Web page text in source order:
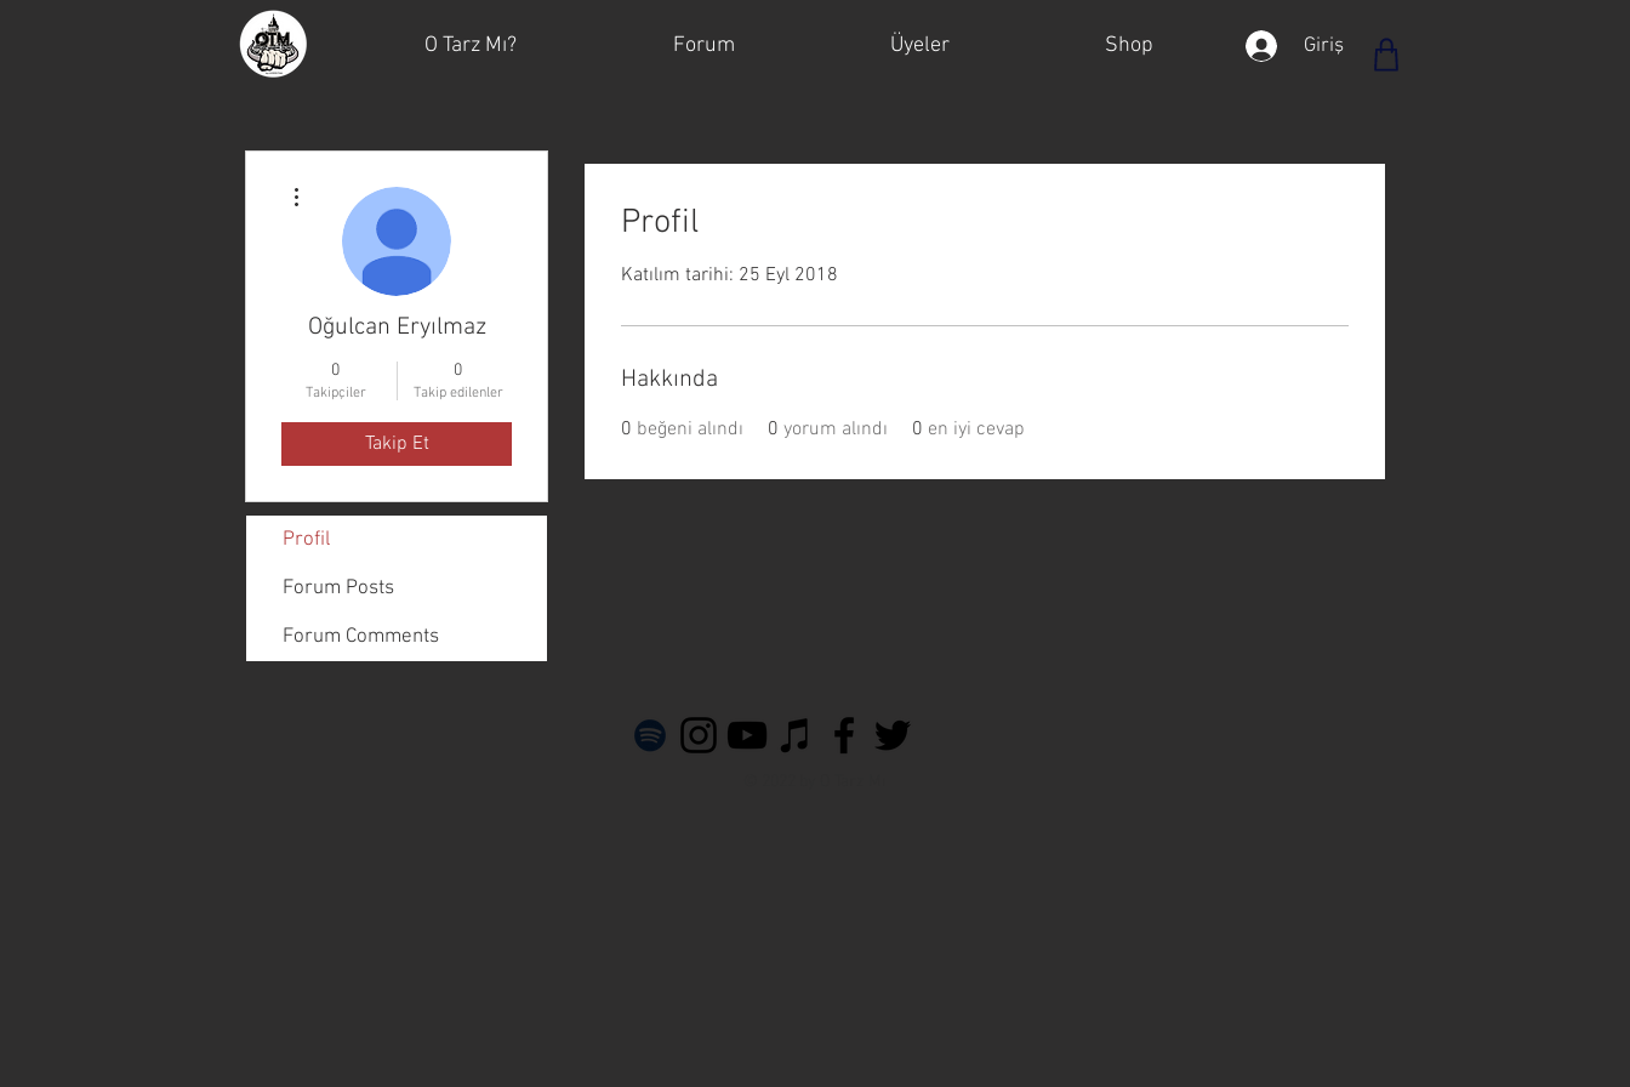
O Tarz Mı? Forum Üyeler Shop Giriş
Profil
Katılım tarihi: 25 Eyl 2018
Hakkında
0 beğeni alındı 0 yorum alındı 0 en iyi cevap
Oğulcan Eryılmaz
0
Takipçiler
0
Takip edilenler
Takip Et
Profil
Forum Posts
Forum Comments